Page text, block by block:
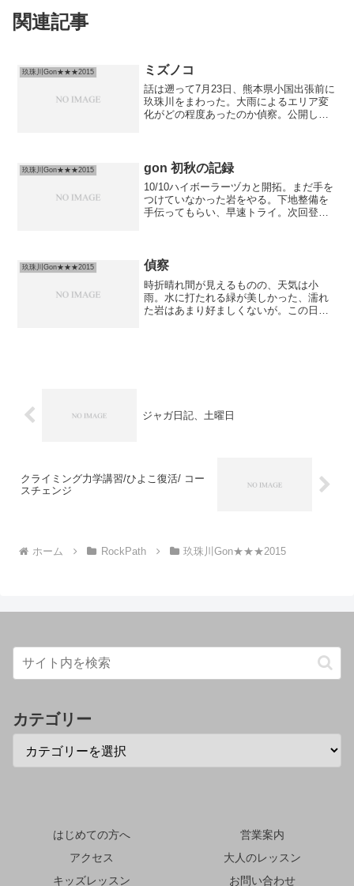
関連記事
玖珠川Gon★★★2015 ミズノコ
話は遡って7月23日、熊本県小国出張前に
玖珠川をまわった。大雨によるエリア変
化がどの程度あったのか偵察。公開した
たいと思う。登りの方...
玖珠川Gon★★★2015 gon 初秋の記録
10/10ハイボーラーヅカと開拓。まだ手を
つけていなかった岩をやる。下地整備を
手伝ってもらい、早速トライ。次回登る
悲しい気持ち...
玖珠川Gon★★★2015 偵察
時折晴れ間が見えるものの、天気は小
雨。水に打たれる緑が美しかった、濡れ
た岩はあまり好ましくないが。この日
ジャガ日記、土曜日
クライミング力学講習/ひよこ復活/ コー
スチェンジ
ホーム RockPath 玖珠川Gon★★★2015
カテゴリー
はじめての方へ
営業案内
アクセス
大人のレッスン
キッズレッスン
お問い合わせ